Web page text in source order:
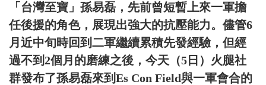
「台灣至寶」孫易磊，先前曾短暫上來一軍擔
任後援的角色，展現出強大的抗壓能力。儘管6
月近中旬時回到二軍繼續累積先發經驗，但經
過不到2個月的磨練之後，今天（5日）火腿社
群發布了孫易磊來到Es Con Field與一軍會合的